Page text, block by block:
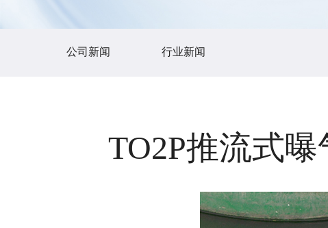
公司新闻 行业新闻
TO2P推流式